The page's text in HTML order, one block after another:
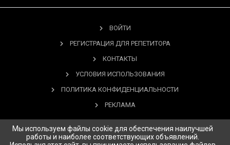
ВОЙТИ
РЕГИСТРАЦИЯ ДЛЯ РЕПЕТИТОРА
КОНТАКТЫ
УСЛОВИЯ ИСПОЛЬЗОВАНИЯ
ПОЛИТИКА КОНФИДЕНЦИАЛЬНОСТИ
РЕКЛАМА
Мы используем файлы cookie для обеспечения наилучшей
работы и наиболее соответствующих объявлений.